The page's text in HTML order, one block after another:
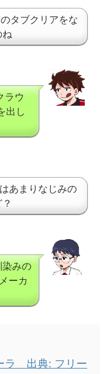
タブクリアをな
ラウ
出し
あまりなじみの
みの
ーカ
ラ 出典: フリー